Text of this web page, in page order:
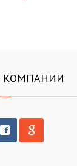
КОМПАНИИ